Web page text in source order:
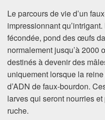
Le parcours de vie d’un
impressionnant
fécondée, pond des œufs
normalement jusqu’à
destinés à devenir des
uniquement lorsque la
d’ADN de faux-bourdon.
larves qui seront nourries
ruche.